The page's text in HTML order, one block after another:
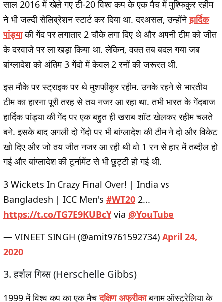
साल 2016 में खेले गए टी-20 विश्व कप के एक मैच में मुश्फिकुर रहीम
ने भी जल्दी सेलिब्रेशन स्टार्ट कर दिया था. दरअसल, उन्होंनेहार्दिक
पांड्याकी गेंद पर लगातार 2 चौके लगा दिए थे और अपनी टीम को जीत
के दरवाजे पर ला खड़ा किया था. लेकिन, वक्त तब बदल गया जब
बांग्लादेश को अंतिम 3 गेंदो में केवल 2 रनों की जरूरत थी.
इस मौके पर स्ट्राइक पर थे मुशफीकुर रहीम. उनके रहने से भारतीय
टीम का हारना पूरी तरह से तय नजर आ रहा था. तभी भारत के गेंदबाज
हार्दिक पांड्या की गेंद पर एक बहुत ही खराब शॉट खेलकर रहीम चलते
बने. इसके बाद अगली दो गेंदो पर भी बांग्लादेश की टीम ने दो और विकेट
खो दिए और जो तय जीत नजर आ रही थी वो 1 रन से हार में तब्दील हो
गई और बांग्लादेश की टूर्नामेंट से भी छुट्टी हो गई थी.
3 Wickets In Crazy Final Over! | India vs
Bangladesh | ICC Men's #WT20 2...
https://t.co/TG7E9KUBcY via @YouTube
— VINEET SINGH (@amit9761592734) April 24,
2020
3. हर्शल गिब्स (Herschelle Gibbs)
1999 में विश्‍व कप का एक मैचदक्षिण अफ्रीकाबनाम ऑस्‍ट्रेलिया के